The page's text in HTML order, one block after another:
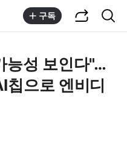
구독
능성 보인다"…
칩으로 엔비디